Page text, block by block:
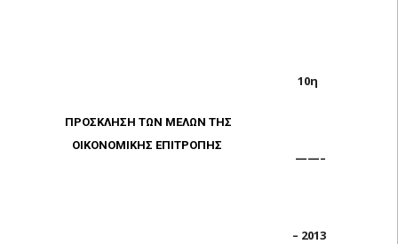
10η
ΠΡΟΣΚΛΗΣΗ ΤΩΝ ΜΕΛΩΝ ΤΗΣ
ΟΙΚΟΝΟΜΙΚΗΣ ΕΠΙΤΡΟΠΗΣ
——–
– 2013